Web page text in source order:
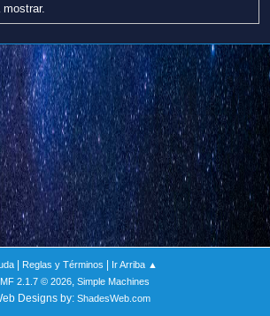
| Reglas y Términos
Ir Arriba ▲
2.1.7 © 2026, Simple Machines
Designs by: ShadesWeb.com